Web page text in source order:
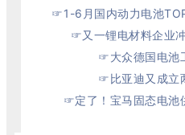
☞1-6月国内动力电池
☞又一锂电材料企业
☞大众德国电池
☞比亚迪又成立
☞定了！宝马固态电池